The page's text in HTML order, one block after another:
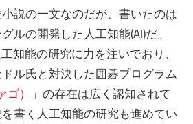
説の一文なのだが、書いたのは
ルの開発した人工知能(AI)だ。
知能の研究に力を注いでおり、
ル氏と対決した囲碁プログラム
）
」の存在は広く認知されて
書く人工知能の研究も進めてい